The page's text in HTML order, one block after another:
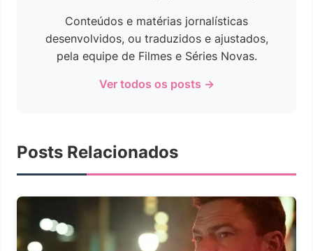
Conteúdos e matérias jornalísticas
desenvolvidos, ou traduzidos e ajustados,
pela equipe de Filmes e Séries Novas.
Ver todos os posts →
Posts Relacionados